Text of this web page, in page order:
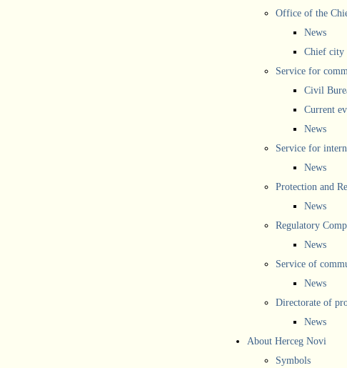
Office of the
News
Chief city
Service for
Civil
Current
News
Service for
News
Protection and
News
Regulatory
News
Service of
News
Directorate of
News
About Herceg Novi
Symbols